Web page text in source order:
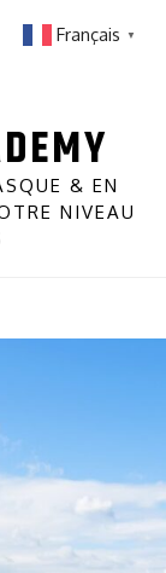
& EN
NIVEAU
Français ▼